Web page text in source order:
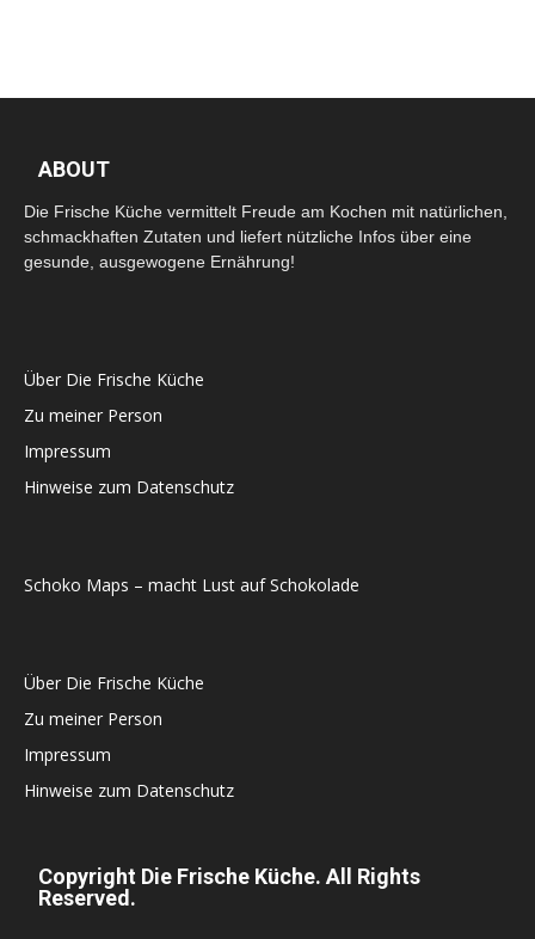
ABOUT
Die Frische Küche vermittelt Freude am Kochen mit natürlichen,
schmackhaften Zutaten und liefert nützliche Infos über eine
gesunde, ausgewogene Ernährung!
Über Die Frische Küche
Zu meiner Person
Impressum
Hinweise zum Datenschutz
Schoko Maps – macht Lust auf Schokolade
Über Die Frische Küche
Zu meiner Person
Impressum
Hinweise zum Datenschutz
Copyright Die Frische Küche. All Rights
Reserved.